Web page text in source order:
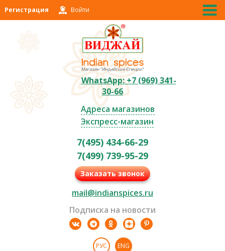
Регистрация Войти
WhatsApp: +7 (969) 341-
30-66
Адреса магазинов
Экспресс-магазин
7(495) 434-66-29
7(499) 739-95-29
Заказать звонок
mail@indianspices.ru
Подписка на новости
РУС ENG